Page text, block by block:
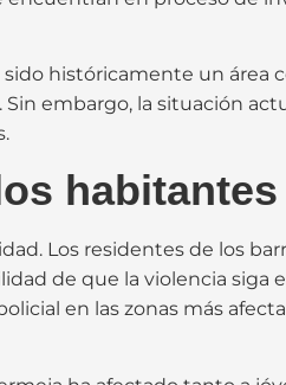
históricamente un área
embargo, la situación
habitantes
Los residentes de los
de que la violencia siga
en las zonas más